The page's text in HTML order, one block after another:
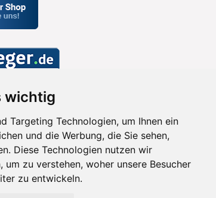
wichtig
Targeting Technologien, um Ihnen ein
und die Werbung, die Sie sehen,
Diese Technologien nutzen wir
um zu verstehen, woher unsere Besucher
zu entwickeln.